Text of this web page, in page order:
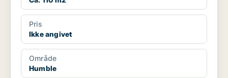
Pris
Ikke angivet
Område
Humble